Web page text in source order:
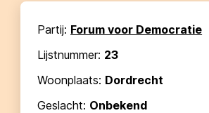
Partij: Forum voor Democratie
Lijstnummer: 23
Woonplaats: Dordrecht
Geslacht: Onbekend